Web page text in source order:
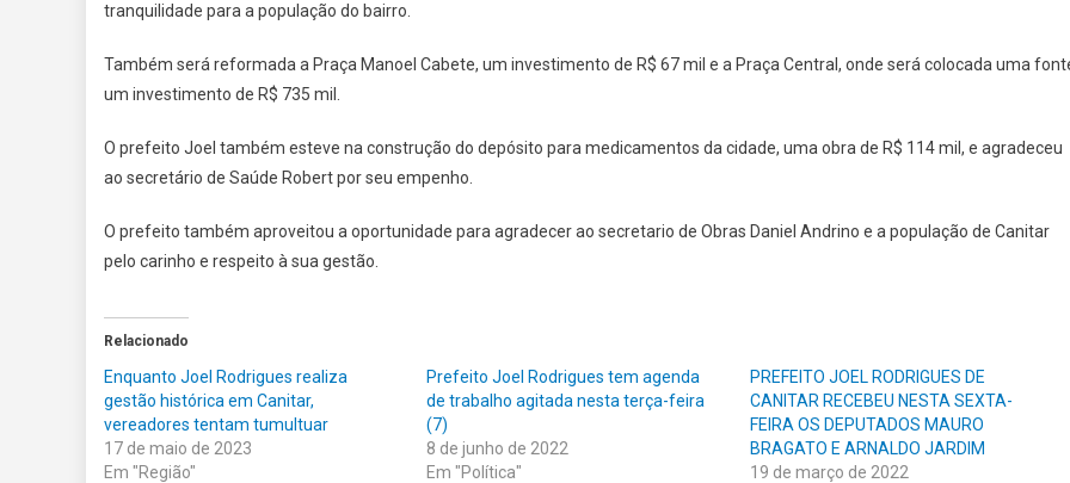
tranquilidade para a população do bairro.
Também será reformada a Praça Manoel Cabete, um investimento de R$ 67 mil e a Praça Central, onde será colocada uma
um investimento de R$ 735 mil.
O prefeito Joel também esteve na construção do depósito para medicamentos da cidade, uma obra de R$ 114 mil, e agradeceu
ao secretário de Saúde Robert por seu empenho.
O prefeito também aproveitou a oportunidade para agradecer ao secretario de Obras Daniel Andrino e a população de Canitar
pelo carinho e respeito à sua gestão.
Relacionado
Enquanto Joel Rodrigues realiza
gestão histórica em Canitar,
vereadores tentam tumultuar
17 de maio de 2023
Em "Região"
Prefeito Joel Rodrigues tem agenda
de trabalho agitada nesta terça-feira
(7)
8 de junho de 2022
Em "Política"
PREFEITO JOEL RODRIGUES DE
CANITAR RECEBEU NESTA SEXTA-
FEIRA OS DEPUTADOS MAURO
BRAGATO E ARNALDO JARDIM
19 de março de 2022